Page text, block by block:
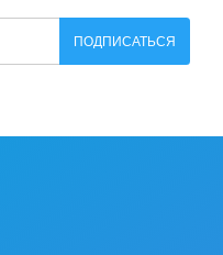
ПОДПИСАТЬСЯ